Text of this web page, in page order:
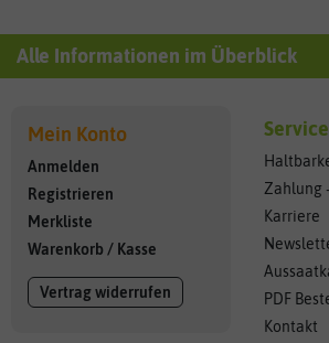
Alle Informationen im Überblick
Mein Konto
Anmelden
Registrieren
Merkliste
Warenkorb / Kasse
Vertrag widerrufen
Service
Zahlung
Karriere
PDF
Kontakt